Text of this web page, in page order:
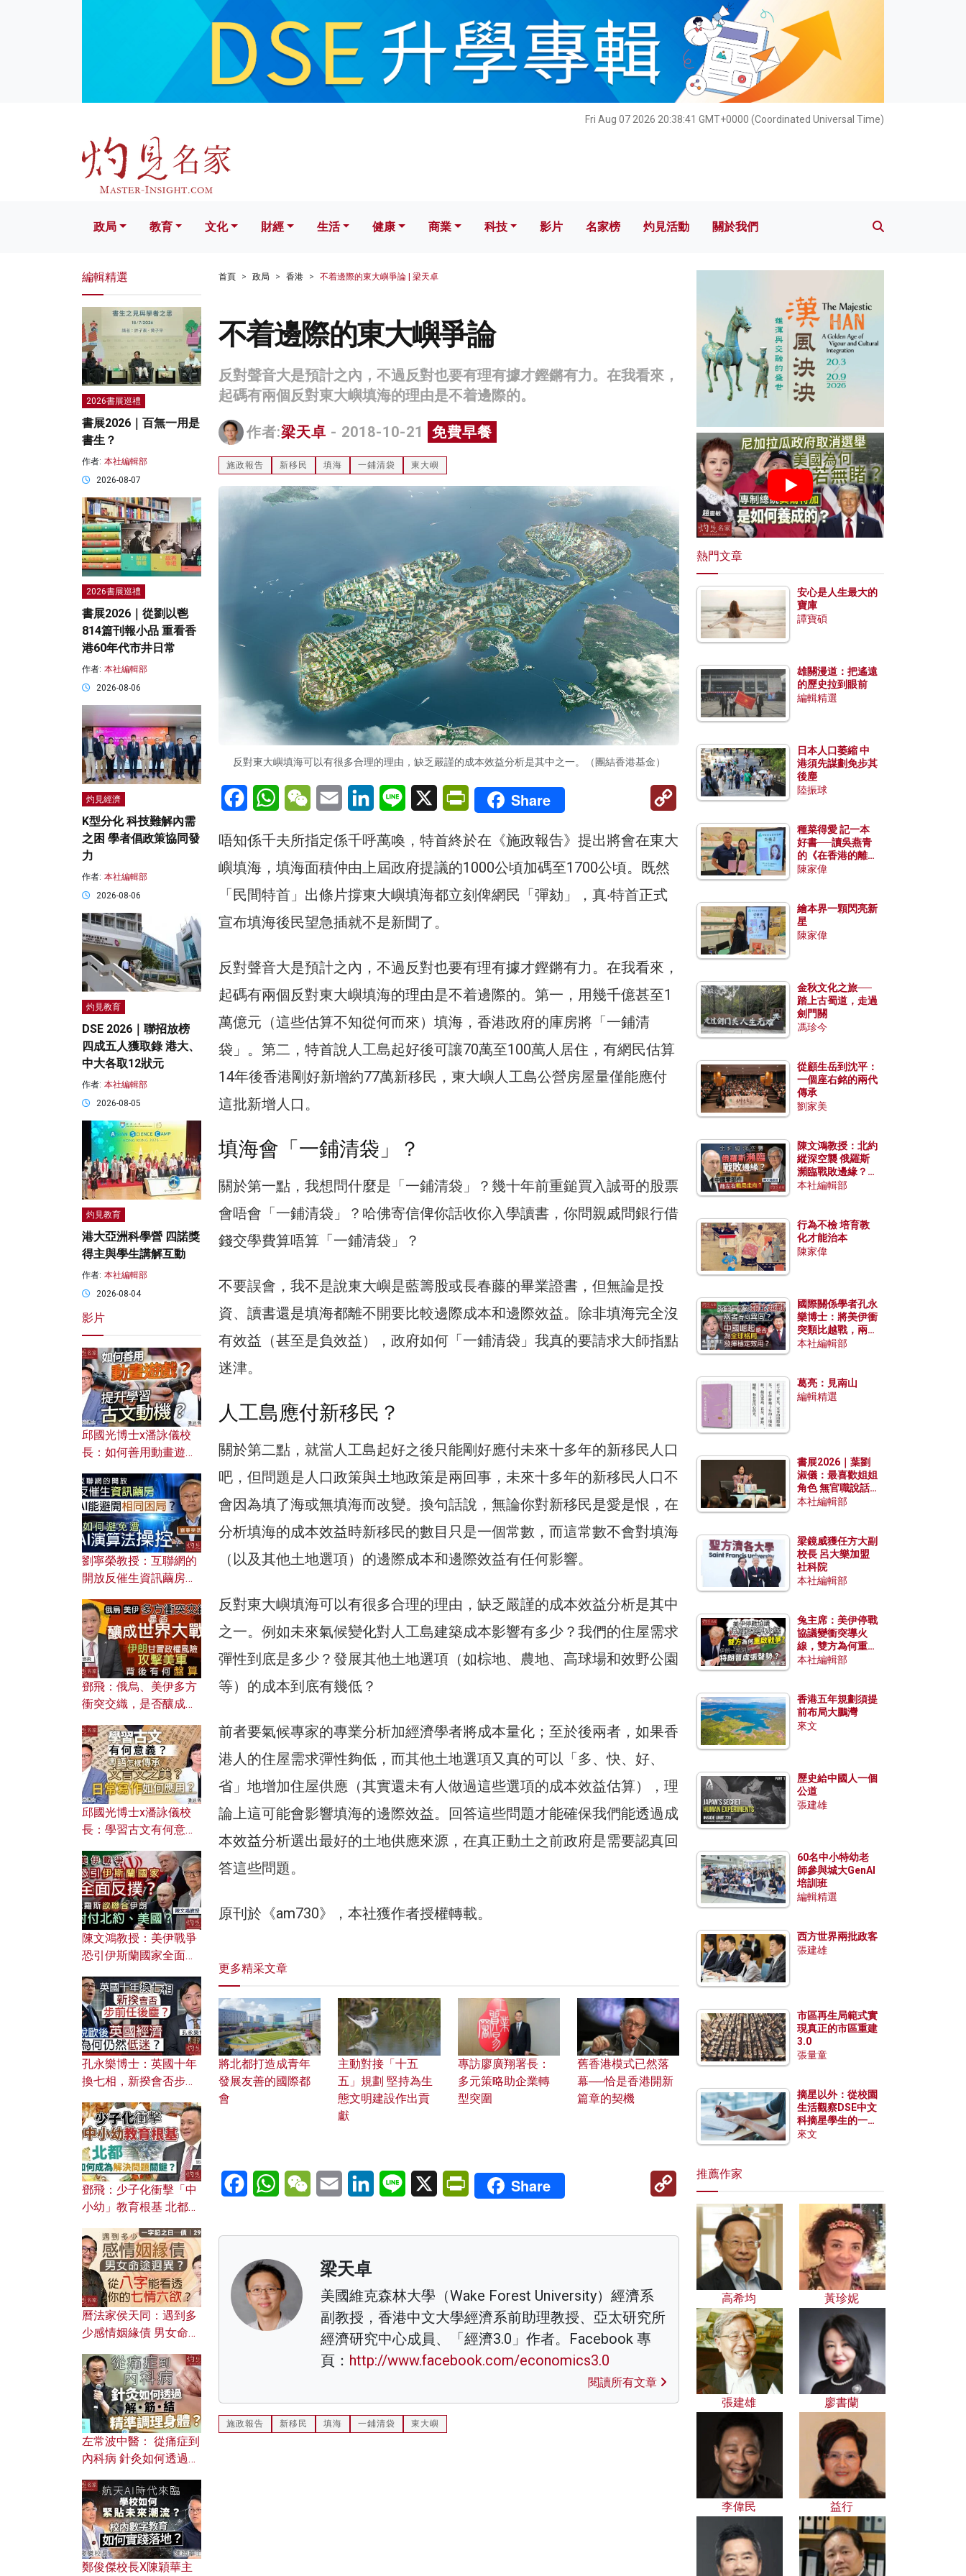
Fri Aug 07 2026 20:38:42 GMT+0000 (Coordinated Universal Time)
文化 財經 生活 健康 科技 影片 名家榜 灼見活動 關於我們
政局 教育 文化 財經 生活 健康 商業 科技 影片 名家榜 灼見活動 關於我們
首頁 政局 香港 不着邊際的東大嶼爭論 | 梁天卓
不着邊際的東大嶼爭論
反對聲音大是預計之內，不過反對也要有理有據才鏗鏘有力。在我看來，
起碼有兩個反對東大嶼填海的理由是不着邊際的。
作者:梁天卓 - 2018-10-21 免費早餐
施政報告 新移民 填海 一鋪清袋 東大嶼
反對東大嶼填海可以有很多合理的理由，缺乏嚴謹的成本效益分析是其中之一。（團結香港基金）
FacebookWhatsAppWeChatEmail LinkedInLine X PrintFriendly
Share
Copy
Link
唔知係千夫所指定係千呼萬喚，特首終於在《施政報告》提出將會在東大
嶼填海，填海面積仲由上屆政府提議的1000公頃加碼至1700公頃。既然
「民間特首」出條片撐東大嶼填海都立刻俾網民「彈劾」，真‧特首正式
宣布填海後民望急插就不是新聞了。
反對聲音大是預計之內，不過反對也要有理有據才鏗鏘有力。在我看來，
起碼有兩個反對東大嶼填海的理由是不着邊際的。第一，用幾千億甚至1
萬億元（這些估算不知從何而來）填海，香港政府的庫房將「一鋪清
袋」。第二，特首說人工島起好後可讓70萬至100萬人居住，有網民估算
14年後香港剛好新增約77萬新移民，東大嶼人工島公營房屋量僅能應付
這批新增人口。
填海會「一鋪清袋」？
關於第一點，我想問什麼是「一鋪清袋」？幾十年前重鎚買入誠哥的股票
會唔會「一鋪清袋」？哈佛寄信俾你話收你入學讀書，你問親戚問銀行借
錢交學費算唔算「一鋪清袋」？
不要誤會，我不是說東大嶼是藍籌股或長春藤的畢業證書，但無論是投
資、讀書還是填海都離不開要比較邊際成本和邊際效益。除非填海完全沒
有效益（甚至是負效益），政府如何「一鋪清袋」我真的要請求大師指點
迷津。
人工島應付新移民？
關於第二點，就當人工島起好之後只能剛好應付未來十多年的新移民人口
吧，但問題是人口政策與土地政策是兩回事，未來十多年的新移民人口不
會因為填了海或無填海而改變。換句話說，無論你對新移民是愛是恨，在
分析填海的成本效益時新移民的數目只是一個常數，而這常數不會對填海
（以及其他土地選項）的邊際成本和邊際效益有任何影響。
反對東大嶼填海可以有很多合理的理由，缺乏嚴謹的成本效益分析是其中
之一。例如未來氣候變化對人工島建築成本影響有多少？我們的住屋需求
彈性到底是多少？發展其他土地選項（如棕地、農地、高球場和效野公園
等）的成本到底有幾低？
前者要氣候專家的專業分析加經濟學者將成本量化；至於後兩者，如果香
港人的住屋需求彈性夠低，而其他土地選項又真的可以「多、快、好、
省」地增加住屋供應（其實還未有人做過這些選項的成本效益估算），理
論上這可能會影響填海的邊際效益。回答這些問題才能確保我們能透過成
本效益分析選出最好的土地供應來源，在真正動土之前政府是需要認真回
答這些問題。
原刊於《am730》，本社獲作者授權轉載。
更多精采文章
將北都打造成青年
發展友善的國際都
會
主動對接「十五
五」規劃 堅持為生
態文明建設作出貢
獻
專訪廖廣翔署長：
多元策略助企業轉
型突圍
舊香港模式已然落
幕──恰是香港開新
篇章的契機
FacebookWhatsAppWeChatEmail LinkedInLine X PrintFriendly
Share
Copy
梁天卓
美國維克森林大學（Wake Forest University）經濟系
副教授，香港中文大學經濟系前助理教授、亞太研究所
經濟研究中心成員、「經濟3.0」作者。Facebook 專
頁： http://www.facebook.com/economics3.0
閱讀所有文章
施政報告 新移民 填海 一鋪清袋 東大嶼
編輯精選
2026書展巡禮
書展2026｜百無一用是
書生？
作者: 本社編輯部
2026-08-07
2026書展巡禮
書展2026｜從劉以鬯
814篇刊報小品 重看香
港60年代市井日常
作者: 本社編輯部
2026-08-06
灼見經濟
K型分化 科技難解內需
之困 學者倡政策協同發
力
作者: 本社編輯部
2026-08-06
灼見教育
DSE 2026｜聯招放榜
四成五人獲取錄 港大、
中大各取12狀元
作者: 本社編輯部
2026-08-05
灼見教育
港大亞洲科學營 四諾獎
得主與學生講解互動
作者: 本社編輯部
2026-08-04
影片
邱國光博士x潘詠儀校
長：如何善用動畫遊戲
劉寧榮教授：互聯網的
開放反催生資訊繭房，
何避免遭AI演算法操
控？
鄧飛：俄烏、美伊多方
衝突交織，是否釀成世
風險攻擊美軍，背後有
何盤算？
邱國光博士x潘詠儀校
長：學習古文有何意
文之美？ 日常寫作如何
應用？
陳文鴻教授：美伊戰爭
恐引伊斯蘭國家全面反
對付北約美國？
孔永樂博士：英國十年
換七相，新揆會否步前
濟為何仍然低迷？
鄧飛：少子化衝擊「中
小幼」教育根基 北都如
曆法家侯天同：遇到多
少感情姻緣債 男女命途
的七情六欲？
左常波中醫： 從痛症到
內科病 針灸如何透過解
鄭俊傑校長X陳穎華主
熱門文章
安心是人生最大的
寶庫
譚寶碩
雄關漫道：把遙遠
的歷史拉到眼前
編輯精選
日本人口萎縮 中
港須先謀劃免步其
後塵
陸振球
種菜得愛 記一本
好書──讀吳燕青
的《在香港的離島
種菜》
陳家偉
繪本界一顆閃亮新
星
陳家偉
金秋文化之旅──
踏上古蜀道，走過
劍門關
馮珍今
從顧生岳到沈平：
一個座右銘的兩代
傳承
劉家美
陳文鴻教授：北約
縱深空襲 俄羅斯
瀕臨戰敗邊緣？中
國零部件能左右戰
本社編輯部
行為不檢 培育教
化才能治本
陳家偉
國際關係學者孔永
樂博士：將美伊衝
突類比越戰，兩者
有何異同？中國崛
本社編輯部
葛亮：見南山
編輯精選
書展2026｜葉劉
淑儀：最喜歡姐姐
角色 無官職說話
包袱少
本社編輯部
梁鏡威獲任方大副
校長 呂大樂加盟
社科院
本社編輯部
兔主席：美伊停戰
協議變衝突導火
線，雙方為何重啟
戰爭？伊朗一早洞
本社編輯部
香港五年規劃須提
前布局大鵬灣
來文
歷史給中國人一個
公道
張建雄
60名中小特幼老
師參與城大GenAI
培訓班
編輯精選
西方世界兩批政客
張建雄
市區再生局範式實
現真正的市區重建
3.0
張量童
摘星以外：從校園
生活觀察DSE中文
科摘星學生的一點
特質
來文
推薦作家
高希均 黃珍妮
張建雄 廖書蘭
李偉民 益行